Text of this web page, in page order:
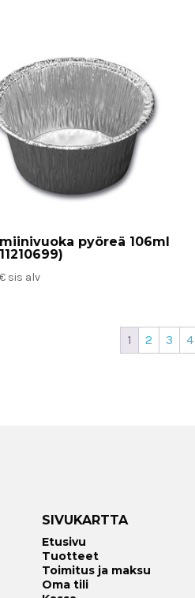
pyöreä 106ml
€ sis alv
1 2 3 4
SIVUKARTTA
Etusivu
Tuotteet
Toimitus ja maksu
Oma tili